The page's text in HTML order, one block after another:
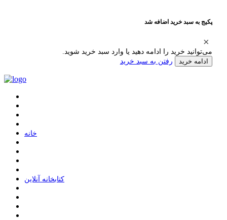
پکیج به سبد خرید اضافه شد
می‌توانید خرید را ادامه دهید یا وارد سبد خرید شوید.
ادامه خرید رفتن به سبد خرید
ﺧﺎﻧﻪ
ﮐﺘﺎﺑﺨﺎﻧﻪ ﺁﻧﻼﯾﻦ